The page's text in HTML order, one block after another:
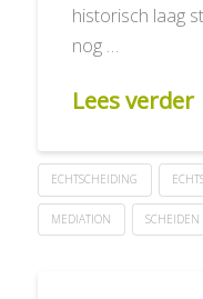
historisch laag
nog …
Lees verder
ECHTSCHEIDING
MEDIATION SCHEIDEN